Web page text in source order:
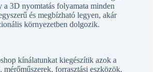
a 3D nyomtatás folyamata minden
és megbízható legyen, akár
környezetben dolgozik.
kínálatunkat kiegészítik azok a
mérőműszerek, forrasztási eszközök,